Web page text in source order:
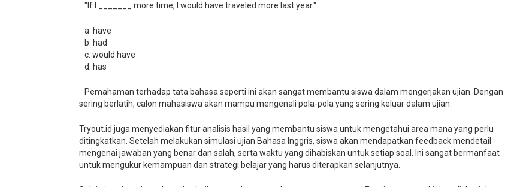
"If I _______ more time, I would have traveled more last year."
a. have
b. had
c. would have
d. has
Pemahaman terhadap tata bahasa seperti ini akan sangat membantu siswa dalam mengerjakan ujian. Dengan
sering berlatih, calon mahasiswa akan mampu mengenali pola-pola yang sering keluar dalam ujian.
Tryout.id juga menyediakan fitur analisis hasil yang membantu siswa untuk mengetahui area mana yang perlu
ditingkatkan. Setelah melakukan simulasi ujian Bahasa Inggris, siswa akan mendapatkan feedback mendetail
mengenai jawaban yang benar dan salah, serta waktu yang dihabiskan untuk setiap soal. Ini sangat bermanfaat
untuk mengukur kemampuan dan strategi belajar yang harus diterapkan selanjutnya.